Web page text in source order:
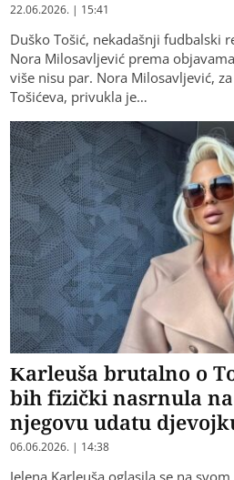
22.06.2026. | 15:41
Duško Tošić, nekadašnji fudbalski
Nora Milosavljević prema
više nisu par. Nora Milosavljević,
Tošićeva, privukla je…
Karleuša brutalno o
bih fizički nasrnula
njegovu udatu
06.06.2026. | 14:38